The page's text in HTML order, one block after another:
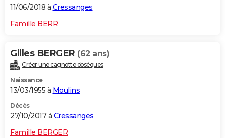
11/06/2018 à Cressanges
Famille BERR
Gilles BERGER (62 ans)
Créer une cagnotte obsèques
Naissance
13/03/1955 à Moulins
Décès
27/10/2017 à Cressanges
Famille BERGER